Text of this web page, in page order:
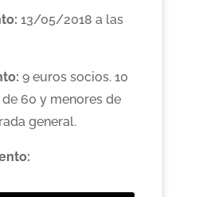
13/05/2018 a las
9 euros socios. 10
60 y menores de
general.